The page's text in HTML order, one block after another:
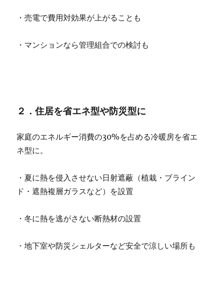
・売電で費用対効果が上がることも
・マンションなら管理組合での検討も
２．住居を省エネ型や防災型に
家庭のエネルギー消費の30%を占める冷暖房を省エ
ネ型に。
・夏に熱を侵入させない日射遮蔽（植栽・ブライン
ド・遮熱複層ガラスなど）を設置
・冬に熱を逃がさない断熱材の設置
・地下室や防災シェルターなど安全で涼しい場所も